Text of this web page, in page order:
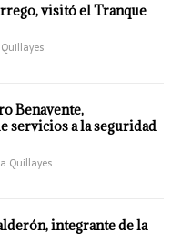
visitó el Tranque
Benavente,
servicios a la seguridad
Quillayes
integrante de la